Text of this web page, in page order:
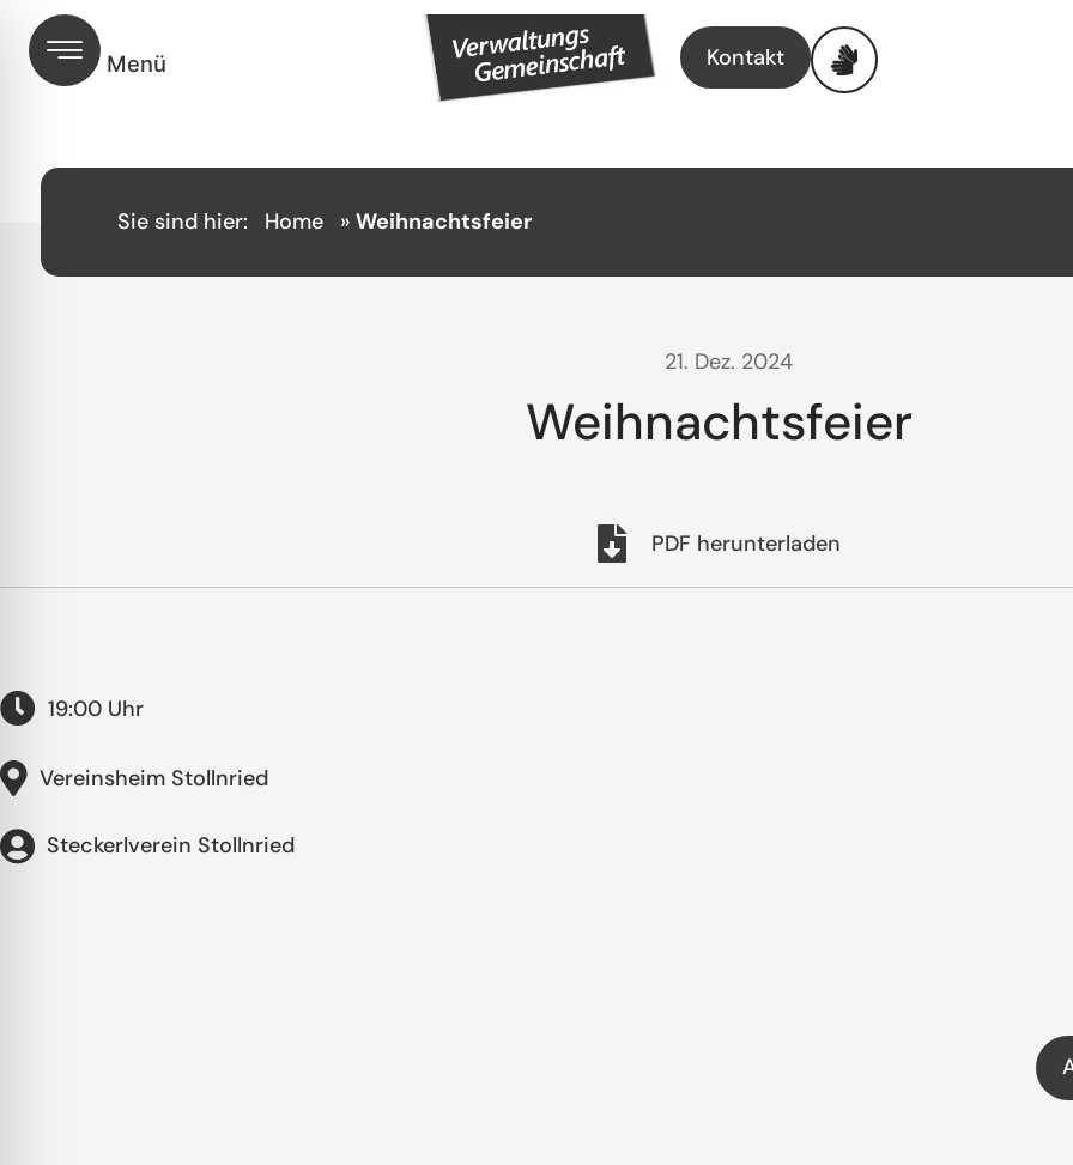
Kontakt
Sie sind hier: Home » Weihnachtsfeier
21. Dez. 2024
Weihnachtsfeier
PDF herunterladen
19:00 Uhr
Vereinsheim Stollnried
Steckerlverein Stollnried